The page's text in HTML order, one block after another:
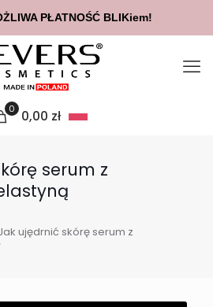
0 0,00 zł
serum z
ujędrnić skórę serum z
PŁATNOŚĆ BLIKiem!